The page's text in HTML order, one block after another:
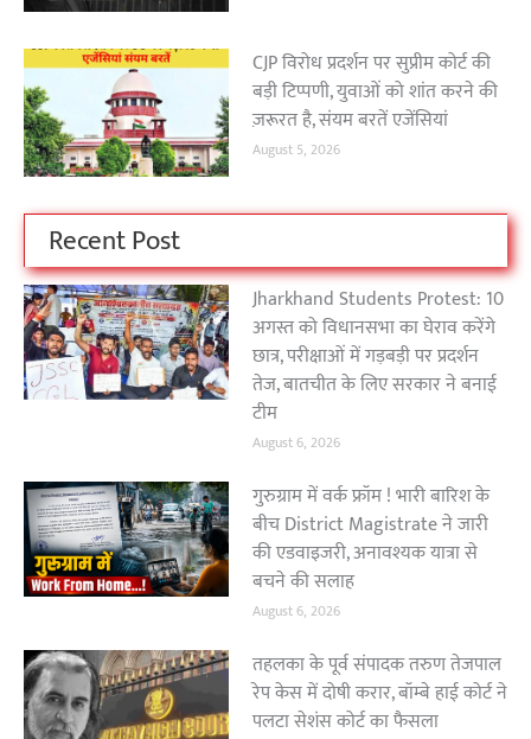
CJP विरोध प्रदर्शन पर सुप्रीम कोर्ट की
बड़ी टिप्पणी, युवाओं को शांत करने की
ज़रूरत है, संयम बरतें एजेंसियां
August 5, 2026
Recent Post
Jharkhand Students Protest: 10
अगस्त को विधानसभा का घेराव करेंगे
छात्र, परीक्षाओं में गड़बड़ी पर प्रदर्शन
तेज, बातचीत के लिए सरकार ने बनाई
टीम
August 6, 2026
गुरुग्राम में वर्क फ्रॉम ! भारी बारिश के
बीच District Magistrate ने जारी
की एडवाइजरी, अनावश्यक यात्रा से
बचने की सलाह
August 6, 2026
तहलका के पूर्व संपादक तरुण तेजपाल
रेप केस में दोषी करार, बॉम्बे हाई कोर्ट ने
पलटा सेशंस कोर्ट का फैसला